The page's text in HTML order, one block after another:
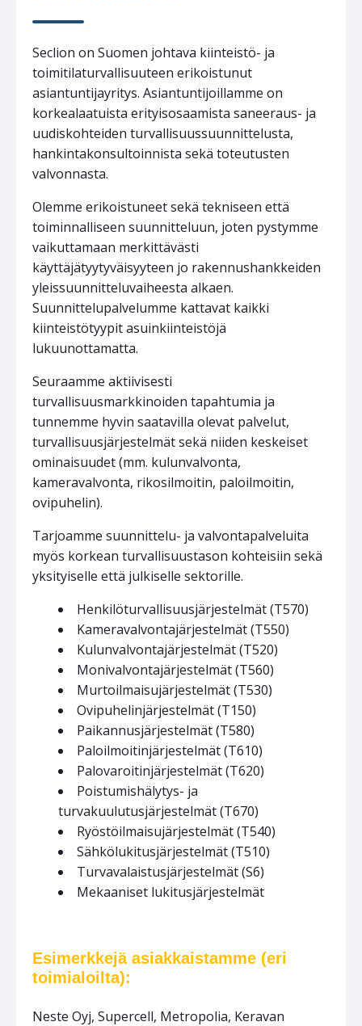
Seclion on Suomen johtava kiinteistö- ja
toimitilaturvallisuuteen erikoistunut
asiantuntijayritys. Asiantuntijoillamme on
korkealaatuista erityisosaamista saneeraus- ja
uudiskohteiden turvallisuussuunnittelusta,
hankintakonsultoinnista sekä toteutusten
valvonnasta.
Olemme erikoistuneet sekä tekniseen että
toiminnalliseen suunnitteluun, joten pystymme
vaikuttamaan merkittävästi
käyttäjätyytyväisyyteen jo rakennushankkeiden
yleissuunnitteluvaiheesta alkaen.
Suunnittelupalvelumme kattavat kaikki
kiinteistötyypit asuinkiinteistöjä
lukuunottamatta.
Seuraamme aktiivisesti
turvallisuusmarkkinoiden tapahtumia ja
tunnemme hyvin saatavilla olevat palvelut,
turvallisuusjärjestelmät sekä niiden keskeiset
ominaisuudet (mm. kulunvalvonta,
kameravalvonta, rikosilmoitin, paloilmoitin,
ovipuhelin).
Tarjoamme suunnittelu- ja valvontapalveluita
myös korkean turvallisuustason kohteisiin sekä
yksityiselle että julkiselle sektorille.
Henkilöturvallisuusjärjestelmät (T570)
Kameravalvontajärjestelmät (T550)
Kulunvalvontajärjestelmät (T520)
Monivalvontajärjestelmät (T560)
Murtoilmaisujärjestelmät (T530)
Ovipuhelinjärjestelmät (T150)
Paikannusjärjestelmät (T580)
Paloilmoitinjärjestelmät (T610)
Palovaroitinjärjestelmät (T620)
Poistumishälytys- ja
turvakuulutusjärjestelmät (T670)
Ryöstöilmaisujärjestelmät (T540)
Sähkölukitusjärjestelmät (T510)
Turvavalaistusjärjestelmät (S6)
Mekaaniset lukitusjärjestelmät
Esimerkkejä asiakkaistamme (eri
toimialoilta):
Neste Oyj, Supercell, Metropolia, Keravan